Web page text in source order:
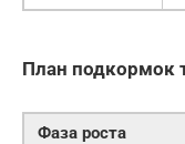
План подкормок
Фаза роста